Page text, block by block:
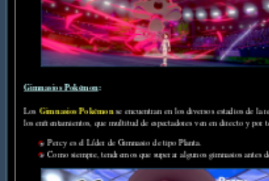
Gimnasios Pokémon:
Los Gimnasios Pokémonse encuentran en los diversos estadios de la
los enfrentamientos, que multitud de espectadores ven en directo y
Percy es el Líder de Gimnasio de tipo Planta.
Como siempre, tendremos que superar algunos gimnasios antes